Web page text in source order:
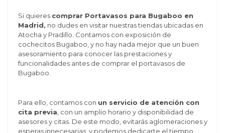
Si quieres comprar Portavasos para Bugaboo en
Madrid, no dudes en visitar nuestras tiendas ubicadas en
Atocha y Pradillo. Contamos con exposición de
cochecitos Bugaboo, y no hay nada mejor que un buen
asesoramiento para conocer las prestaciones y
funcionalidades antes de comprar el portavasos de
Bugaboo.
Para ello, contamos con un servicio de atención con
cita previa , con un amplio horario y disponibilidad de
asesores y citas. De este modo, evitarás aglomeraciones y
esperas innecesarias, y podemos dedicarte el tiempo